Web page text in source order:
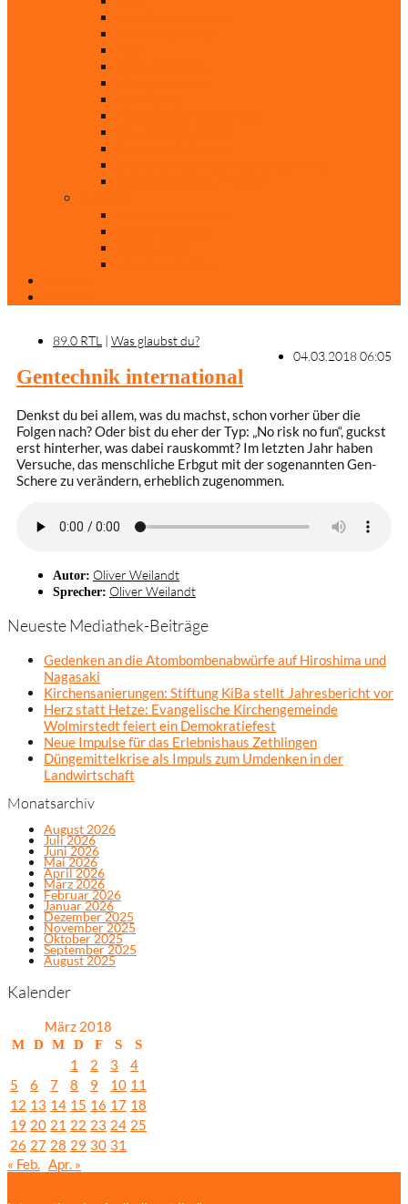
89.0 RTL | Was glaubst du?
04.03.2018 06:05
Gentechnik international
Denkst du bei allem, was du machst, schon vorher über die
Folgen nach? Oder bist du eher der Typ: „No risk no fun“, guckst
erst hinterher, was dabei rauskommt? Im letzten Jahr haben
Versuche, das menschliche Erbgut mit der sogenannten Gen-
Schere zu verändern, erheblich zugenommen.
Autor: Oliver Weilandt
Sprecher: Oliver Weilandt
Neueste Mediathek-Beiträge
Gedenken an die Atombombenabwürfe auf Hiroshima und
Nagasaki
Kirchensanierungen: Stiftung KiBa stellt Jahresbericht vor
Herz statt Hetze: Evangelische Kirchengemeinde
Wolmirstedt feiert ein Demokratiefest
Neue Impulse für das Erlebnishaus Zethlingen
Düngemittelkrise als Impuls zum Umdenken in der
Landwirtschaft
Monatsarchiv
August 2026
Juli 2026
Juni 2026
Mai 2026
April 2026
März 2026
Februar 2026
Januar 2026
Dezember 2025
November 2025
Oktober 2025
September 2025
August 2025
Kalender
März 2018
M D M D F S S
1 2 3
4
5
6 7 8 9 10 11
12 13 14 15 16 17 18
19 20 21 22 23 24 25
26 27 28 29 30 31
« Feb. Apr. »